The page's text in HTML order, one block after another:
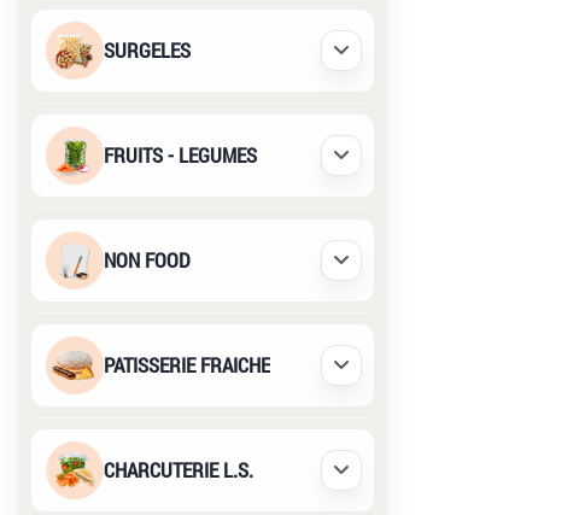
SURGELES Déplier / Replier
FRUITS - LEGUMES Déplier / Replier
NON FOOD Déplier / Replier
PATISSERIE FRAICHE Déplier / Replier
CHARCUTERIE L.S. Déplier / Replier